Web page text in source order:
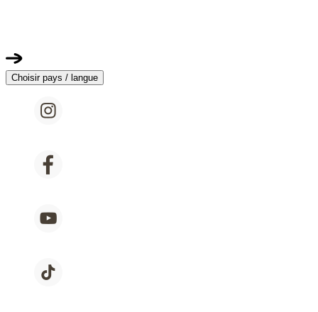
Choisir pays / langue